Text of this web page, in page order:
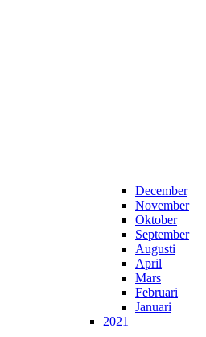
December
November
Oktober
September
Augusti
April
Mars
Februari
Januari
2021